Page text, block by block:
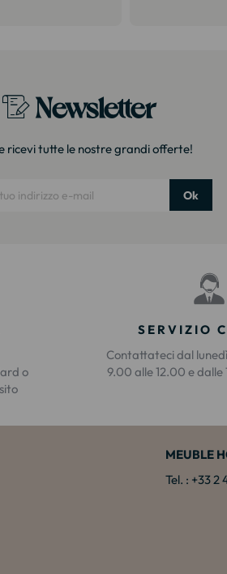
Newsletter
ricevi tutte le nostre grandi offerte!
Ok
o
SERVIZIO
Contattateci dal
9.00 alle 12.00 e dalle
MEUBLE
Tel. : +33 2